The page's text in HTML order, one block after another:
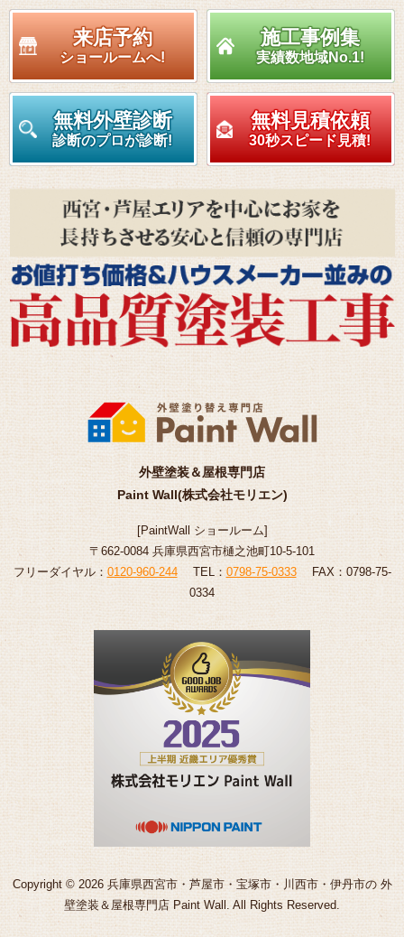
来店予約
ショールームへ!
施工事例集
実績数地域No.1!
無料外壁診断
診断のプロが診断!
無料見積依頼
30秒スピード見積!
外壁塗装＆屋根専門店
Paint Wall(株式会社モリエン)
[PaintWall ショールーム]
〒662-0084 兵庫県西宮市樋之池町10-5-101
フリーダイヤル： 0120-960-244TEL： 0798-75-0333FAX：0798-75-
0334
Copyright © 2026 兵庫県西宮市・芦屋市・宝塚市・川西市・伊丹市の 外
壁塗装＆屋根専門店 Paint Wall. All Rights Reserved.